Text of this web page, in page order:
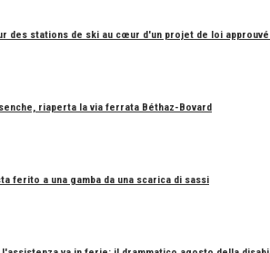
des stations de ski au cœur d'un projet de loi approuvé
riaperta la via ferrata Béthaz-Bovard
ferito a una gamba da una scarica di sassi